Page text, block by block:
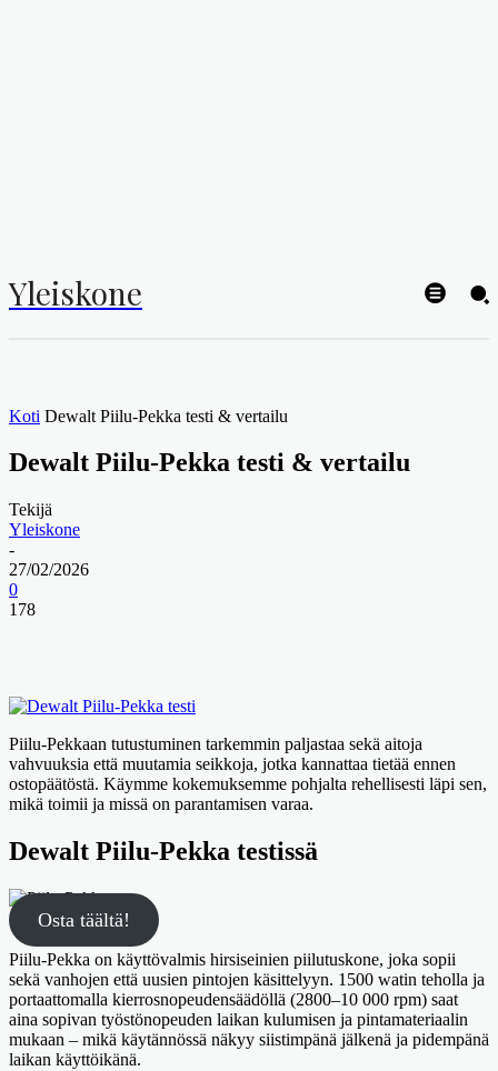
Yleiskone
Koti Dewalt Piilu-Pekka testi & vertailu
Dewalt Piilu-Pekka testi & vertailu
Tekijä
Yleiskone
-
27/02/2026
0
178
Piilu-Pekkaan tutustuminen tarkemmin paljastaa sekä aitoja
vahvuuksia että muutamia seikkoja, jotka kannattaa tietää ennen
ostopäätöstä. Käymme kokemuksemme pohjalta rehellisesti läpi sen,
mikä toimii ja missä on parantamisen varaa.
Dewalt Piilu-Pekka testissä
Osta täältä!
Piilu-Pekka on käyttövalmis hirsiseinien piilutuskone, joka sopii
sekä vanhojen että uusien pintojen käsittelyyn. 1500 watin teholla ja
portaattomalla kierrosnopeudensäädöllä (2800–10 000 rpm) saat
aina sopivan työstönopeuden laikan kulumisen ja pintamateriaalin
mukaan – mikä käytännössä näkyy siistimpänä jälkenä ja pidempänä
laikan käyttöikänä.